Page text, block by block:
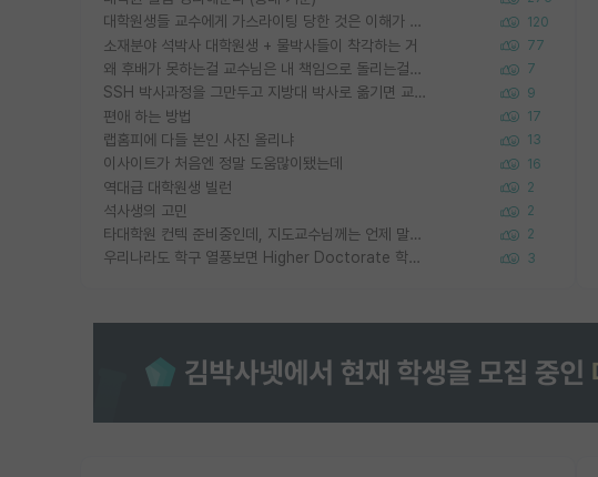
대학원생들 교수에게 가스라이팅 당한 것은 이해가 갑니다. 안타깝네요. 120
소재분야 석박사 대학원생 + 물박사들이 착각하는 거 77
왜 후배가 못하는걸 교수님은 내 책임으로 돌리는걸까요? 7
SSH 박사과정을 그만두고 지방대 박사로 옮기면 교수의 꿈은 끝일까요? 9
편애 하는 방법 17
랩홈피에 다들 본인 사진 올리냐 13
이사이트가 처음엔 정말 도움많이됐는데 16
역대급 대학원생 빌런 2
석사생의 고민 2
타대학원 컨텍 준비중인데, 지도교수님께는 언제 말씀드려야 할까요? 2
우리나라도 학구 열풍보면 Higher Doctorate 학위가 필요하다고 봅니다. 3